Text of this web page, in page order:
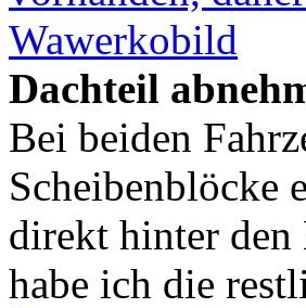
Dachteil
Bei beiden
Scheibenblöcke
direkt hinter den
habe ich die